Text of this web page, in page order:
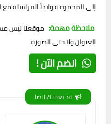
إلى المجموعة وابدأ المراسلة مع
ملاحظة مهمة: موقعنا ليس
العنوان ولا حتى الصورة
انضم الآن !
قد يعجبك ايضا